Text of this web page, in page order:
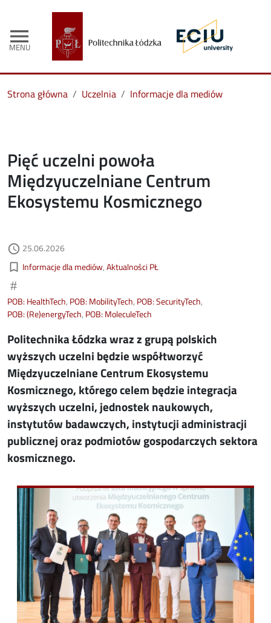
menu
MENU
Strona główna Uczelnia Informacje dla mediów
Pięć uczelni powoła
Międzyuczelniane Centrum
Ekosystemu Kosmicznego
access_time Data dodania
25.06.2026
bookmark_border Kategorie aktualności
Informacje dla mediów Aktualności PŁ
#
POB: HealthTech POB: MobilityTech POB: SecurityTech
POB: (Re)energyTech POB: MoleculeTech
Politechnika Łódzka wraz z grupą polskich
wyższych uczelni będzie współtworzyć
Międzyuczelniane Centrum Ekosystemu
Kosmicznego, którego celem będzie integracja
wyższych uczelni, jednostek naukowych,
instytutów badawczych, instytucji administracji
publicznej oraz podmiotów gospodarczych sektora
kosmicznego.
Image